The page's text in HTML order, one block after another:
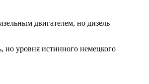
двигателем, но дизель
но уровня истинного немецкого